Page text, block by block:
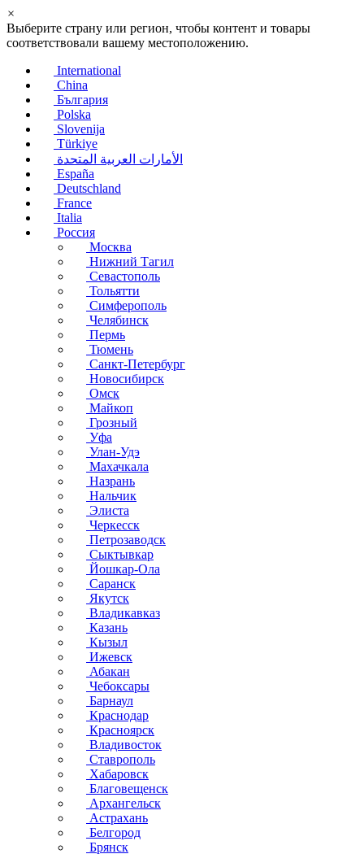
×
Выберите страну или регион, чтобы контент и товары
соответствовали вашему местоположению.
International
China
България
Polska
Slovenija
Türkiye
الأمارات العربية المتحدة
España
Deutschland
France
Italia
Россия
Москва
Нижний Тагил
Севастополь
Тольятти
Симферополь
Челябинск
Пермь
Тюмень
Санкт-Петербург
Новосибирск
Омск
Майкоп
Грозный
Уфа
Улан-Удэ
Махачкала
Назрань
Нальчик
Элиста
Черкесск
Петрозаводск
Сыктывкар
Йошкар-Ола
Саранск
Якутск
Владикавказ
Казань
Кызыл
Ижевск
Абакан
Чебоксары
Барнаул
Краснодар
Красноярск
Владивосток
Ставрополь
Хабаровск
Благовещенск
Архангельск
Астрахань
Белгород
Брянск